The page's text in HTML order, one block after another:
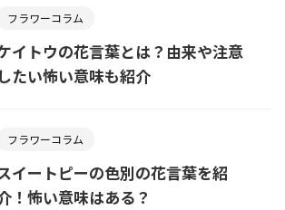
フラワーコラム
イトウの花言葉とは？由来や注意
したい怖い意味も紹介
フラワーコラム
イートピーの色別の花言葉を紹
！怖い意味はある？